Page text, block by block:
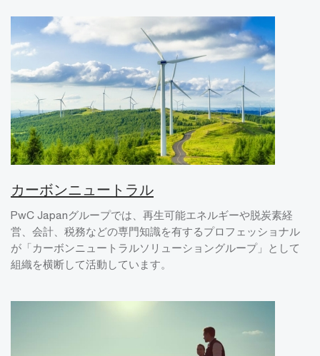
カーボンニュートラル
PwC Japanグループでは、再生可能エネルギーや脱炭素経
営、会計、税務などの専門知識を有するプロフェッショナル
が「カーボンニュートラルソリューショングループ」として
組織を横断して活動しています。